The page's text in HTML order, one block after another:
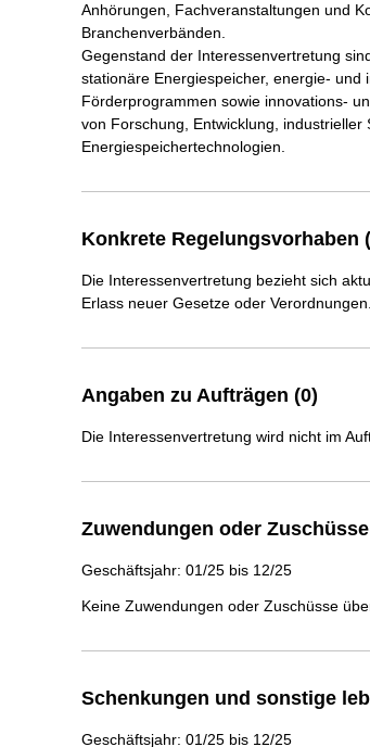
Anhörungen, Fachveranstaltungen und
Branchenverbänden.
Gegenstand der Interessenvertretung
stationäre Energiespeicher, energie-
Förderprogrammen sowie innovations-
von Forschung, Entwicklung,
Energiespeichertechnologien.
Konkrete Regelungsvorhaben
Die Interessenvertretung bezieht sich
Erlass neuer Gesetze oder Verordnungen.
Angaben zu Aufträgen (0)
Die Interessenvertretung wird nicht im
Zuwendungen oder
Geschäftsjahr: 01/25 bis 12/25
Keine Zuwendungen oder Zuschüsse
Schenkungen und sonstige
Geschäftsjahr: 01/25 bis 12/25